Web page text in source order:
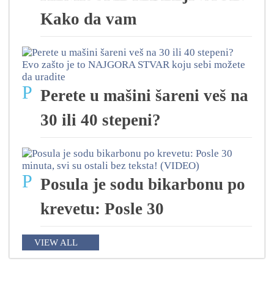
Kako da vam
P Perete u mašini šareni veš na
30 ili 40 stepeni?
P Posula je sodu bikarbonu po
krevetu: Posle 30
VIEW ALL